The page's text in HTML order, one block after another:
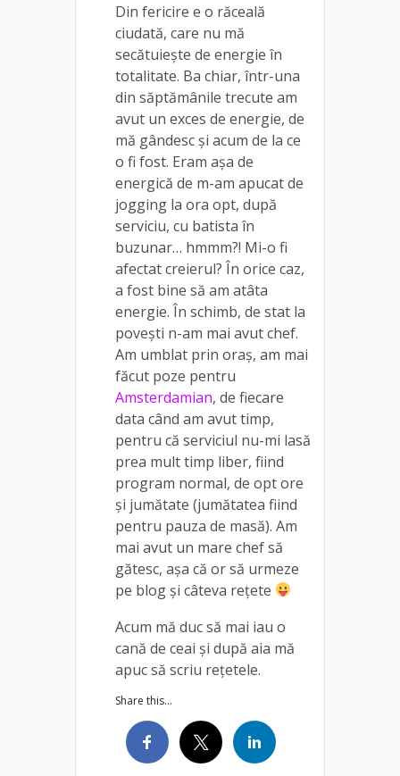
Din fericire e o răceală
ciudată, care nu mă
secătuiește de energie în
totalitate. Ba chiar, într-una
din săptămânile trecute am
avut un exces de energie, de
mă gândesc și acum de la ce
o fi fost. Eram așa de
energică de m-am apucat de
jogging la ora opt, după
serviciu, cu batista în
buzunar… hmmm?! Mi-o fi
afectat creierul? În orice caz,
a fost bine să am atâta
energie. În schimb, de stat la
povești n-am mai avut chef.
Am umblat prin oraș, am mai
făcut poze pentru
Amsterdamian, de fiecare
data când am avut timp,
pentru că serviciul nu-mi lasă
prea mult timp liber, fiind
program normal, de opt ore
și jumătate (jumătatea fiind
pentru pauza de masă). Am
mai avut un mare chef să
gătesc, așa că or să urmeze
pe blog și câteva rețete
Acum mă duc să mai iau o
cană de ceai și după aia mă
apuc să scriu rețetele.
Share this...